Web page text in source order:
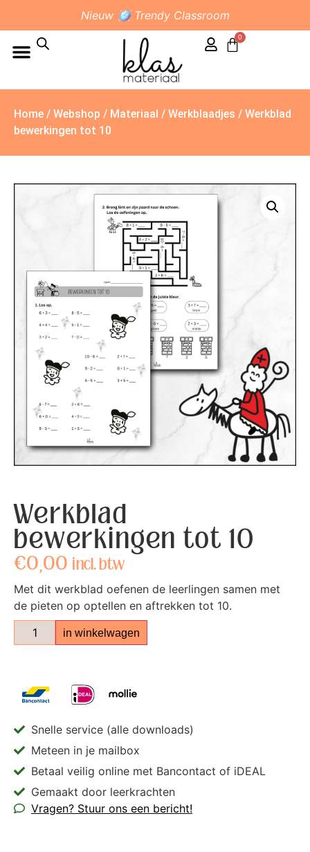
Nieuw 🪩 Trendy Classroom
0
Home / Webshop / Materiaal / Werkblaadjes / Werkblad
bewerkingen tot 10
Werkblad
bewerkingen tot 10
€0,00 incl. btw
Met dit werkblad oefenen de leerlingen samen met
de pieten op optellen en aftrekken tot 10.
in winkelwagen
Snelle service (alle downloads)
Meteen in je mailbox
Betaal veilig online met Bancontact of iDEAL
Gemaakt door leerkrachten
Vragen? Stuur ons een bericht!